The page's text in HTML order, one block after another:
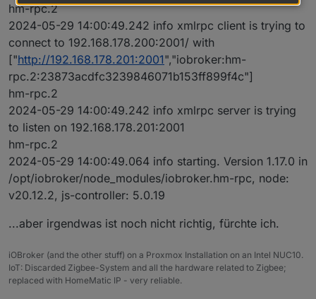
hm-rpc.2
2024-05-29 14:00:49.242 info xmlrpc client is trying to
connect to 192.168.178.200:2001/ with
["http://192.168.178.201:2001","iobroker:hm-
rpc.2:23873acdfc3239846071b153ff899f4c"]
hm-rpc.2
2024-05-29 14:00:49.242 info xmlrpc server is trying
to listen on 192.168.178.201:2001
hm-rpc.2
2024-05-29 14:00:49.064 info starting. Version 1.17.0 in
/opt/iobroker/node_modules/iobroker.hm-rpc, node:
v20.12.2, js-controller: 5.0.19
...aber irgendwas ist noch nicht richtig, fürchte ich.
iOBroker (and the other stuff) on a Proxmox Installation on an Intel NUC10.
IoT: Discarded Zigbee-System and all the hardware related to Zigbee;
replaced with HomeMatic IP - very reliable.